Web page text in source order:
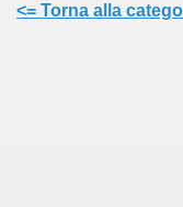
<= Torna alla